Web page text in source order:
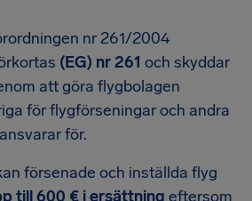
nr 261/2004
(EG) nr 261 och skyddar
att göra flygbolagen
för flygförseningar och andra
för.
försenade och inställda flyg
till 600 € i ersättning eftersom